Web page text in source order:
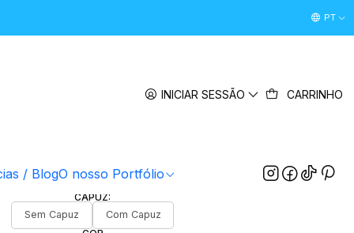
INICIAR SESSÃO CARRINHO
/ BlogO nosso Portfólio
Desconto Boas Vindas 5% " boasvindas26 " (PrimeiraPT
Sweat - Data em Romano
S M L XL
XXL
CAPUZ:
Sem Capuz
Com Capuz